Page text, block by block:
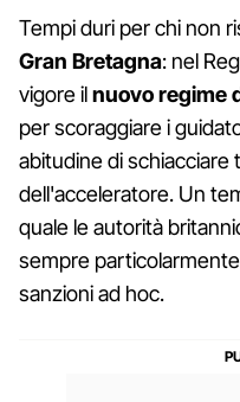
Tempi duri per chi non
Gran Bretagna: nel
vigore ilnuovo regime
per scoraggiare i
abitudine di schiacciare
dell'acceleratore. Un
quale le autorità
sempre
sanzioni ad hoc.